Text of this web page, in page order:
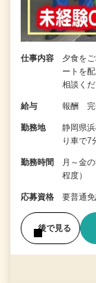
仕事内容
夕食を
ートを
相談く
給与 報酬 完
勤務地
静岡県
り車で7
勤務時間
月～金
程度）
応募資格 要普通
後で見る